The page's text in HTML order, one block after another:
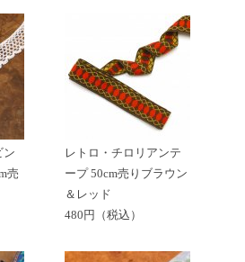
ン
売
レトロ・チロリアンテ
ープ 50cm売りブラウン
＆レッド
480円（税込）